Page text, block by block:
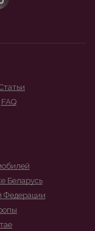
FAQ
Беларусь
Федерации